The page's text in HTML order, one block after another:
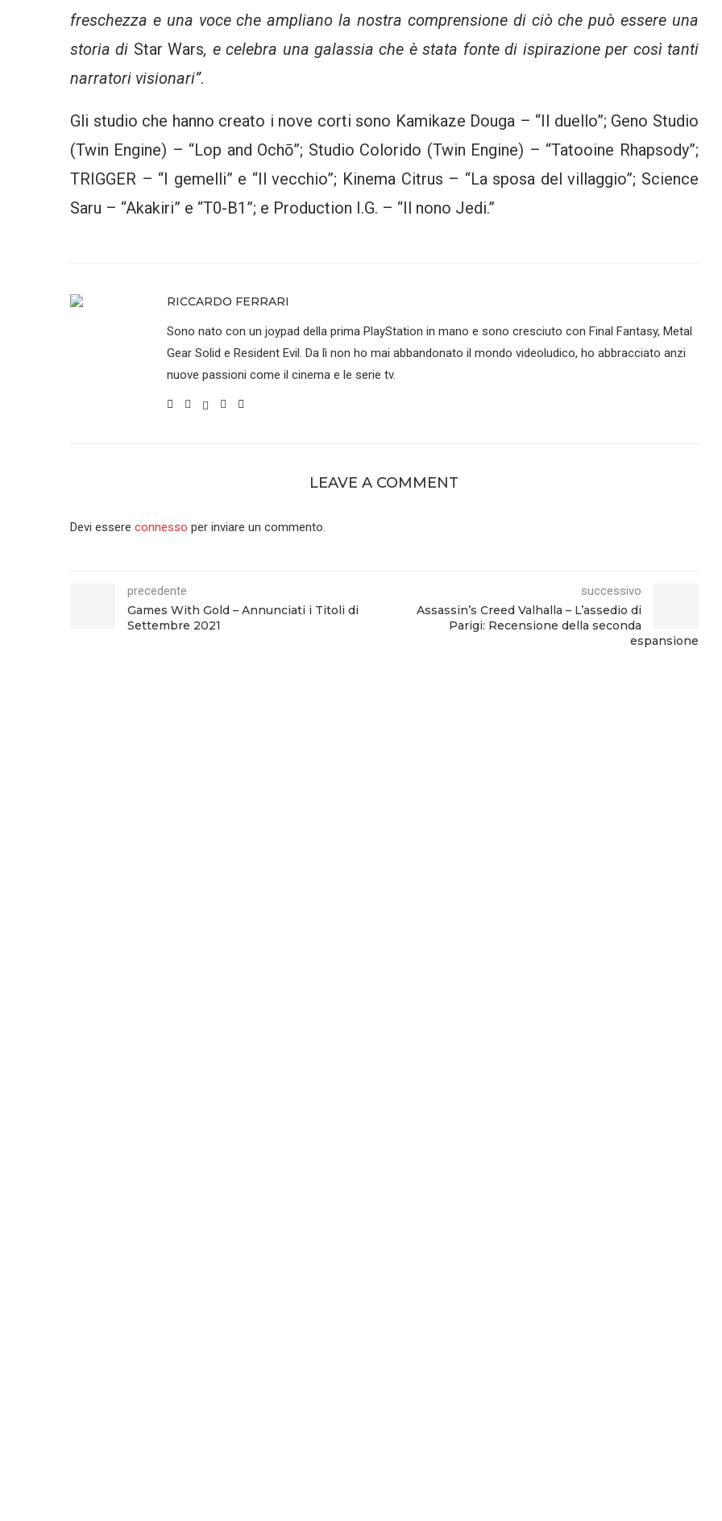
freschezza e una voce che ampliano la nostra comprensione di ciò che può essere una
storia di Star Wars, e celebra una galassia che è stata fonte di ispirazione per così tanti
narratori visionari”.
Gli studio che hanno creato i nove corti sono Kamikaze Douga – “Il duello”; Geno Studio
(Twin Engine) – “Lop and Ochō”; Studio Colorido (Twin Engine) – “Tatooine Rhapsody”;
TRIGGER – “I gemelli” e “Il vecchio”; Kinema Citrus – “La sposa del villaggio”; Science
Saru – “Akakiri” e “T0-B1”; e Production I.G. – “Il nono Jedi.”
RICCARDO FERRARI
Sono nato con un joypad della prima PlayStation in mano e sono cresciuto con Final Fantasy, Metal
Gear Solid e Resident Evil. Da lì non ho mai abbandonato il mondo videoludico, ho abbracciato anzi
nuove passioni come il cinema e le serie tv.
LEAVE A COMMENT
Devi essere connesso per inviare un commento.
precedente
Games With Gold – Annunciati i Titoli di
Settembre 2021
successivo
Assassin’s Creed Valhalla – L’assedio di
Parigi: Recensione della seconda
espansione